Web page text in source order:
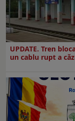
UPDATE. Tren
un cablu rupt a